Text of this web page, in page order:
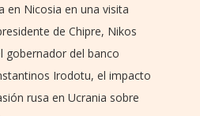
en Nicosia en una visita
de Chipre, Nikos
gobernador del banco
Irodotu, el impacto
rusa en Ucrania sobre